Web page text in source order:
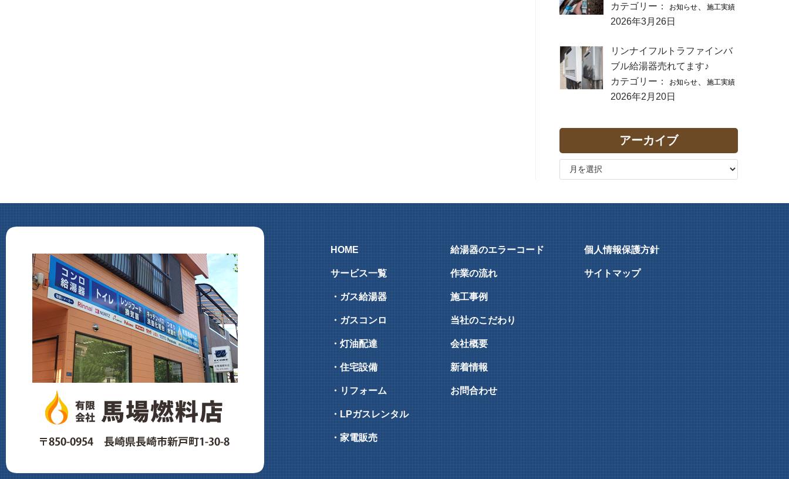
カテゴリー：
お知らせ 施工実績
2026年3月26日
リンナイフルトラファインバ
ブル給湯器売れてます♪
カテゴリー：
お知らせ 施工実績
2026年2月20日
アーカイブ
HOME
サービス一覧
・ガス給湯器
・ガスコンロ
・灯油配達
・住宅設備
・リフォーム
・LPガスレンタル
・家電販売
給湯器のエラーコード
作業の流れ
施工事例
当社のこだわり
会社概要
新着情報
お問合わせ
個人情報保護方針
サイトマップ